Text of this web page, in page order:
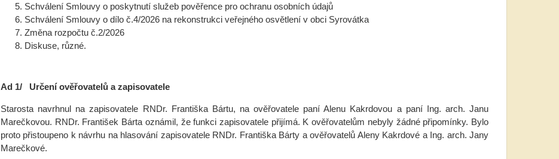
Schválení Smlouvy o poskytnutí služeb pověřence pro ochranu osobních údajů
Schválení Smlouvy o dílo č.4/2026 na rekonstrukci veřejného osvětlení v obci Syrovátka
Změna rozpočtu č.2/2026
Diskuse, různé.
Ad 1/ Určení ověřovatelů a zapisovatele
Starosta navrhnul na zapisovatele RNDr. Františka Bártu, na ověřovatele paní Alenu Kakrdovou a paní Ing. arch. Janu
Marečkovou. RNDr. František Bárta oznámil, že funkci zapisovatele přijímá. K ověřovatelům nebyly žádné připomínky. Bylo
proto přistoupeno k návrhu na hlasování zapisovatele RNDr. Františka Bárty a ověřovatelů Aleny Kakrdové a Ing. arch. Jany
Marečkové.